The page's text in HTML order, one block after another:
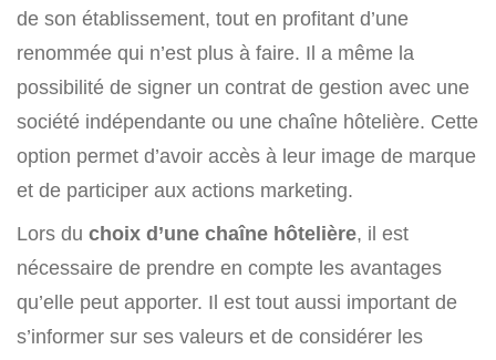
de son établissement, tout en profitant d’une
renommée qui n’est plus à faire. Il a même la
possibilité de signer un contrat de gestion avec une
société indépendante ou une chaîne hôtelière. Cette
option permet d’avoir accès à leur image de marque
et de participer aux actions marketing.
Lors du choix d’une chaîne hôtelière, il est
nécessaire de prendre en compte les avantages
qu’elle peut apporter. Il est tout aussi important de
s’informer sur ses valeurs et de considérer les